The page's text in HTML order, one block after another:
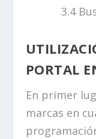
PORTAL
En primer
marcas en